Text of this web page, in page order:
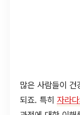
많은 사람들이
되죠. 특히 자라